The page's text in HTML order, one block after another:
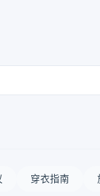
穿衣指南